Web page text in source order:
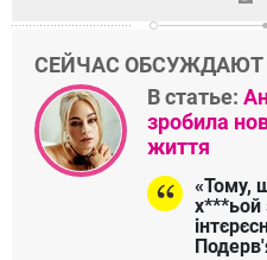
СЕЙЧАС ОБСУЖДАЮТ
В статье:
зробила
життя
«Тому,
х***ьой